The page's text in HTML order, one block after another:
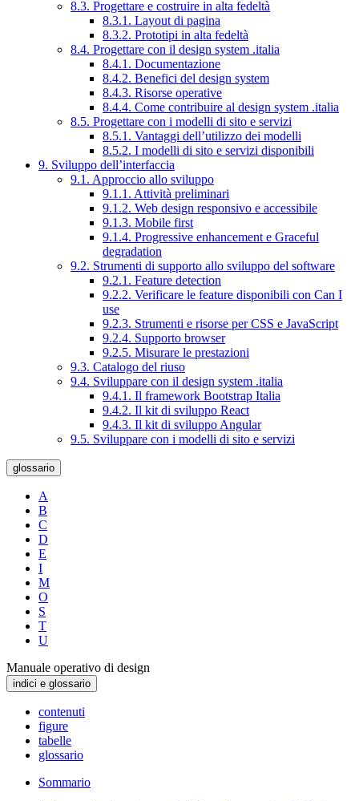
8.3. Progettare e costruire in alta fedeltà
8.3.1. Layout di pagina
8.3.2. Prototipi in alta fedeltà
8.4. Progettare con il design system .italia
8.4.1. Documentazione
8.4.2. Benefici del design system
8.4.3. Risorse operative
8.4.4. Come contribuire al design system .italia
8.5. Progettare con i modelli di sito e servizi
8.5.1. Vantaggi dell’utilizzo dei modelli
8.5.2. I modelli di sito e servizi disponibili
9. Sviluppo dell’interfaccia
9.1. Approccio allo sviluppo
9.1.1. Attività preliminari
9.1.2. Web design responsivo e accessibile
9.1.3. Mobile first
9.1.4. Progressive enhancement e Graceful
degradation
9.2. Strumenti di supporto allo sviluppo del software
9.2.1. Feature detection
9.2.2. Verificare le feature disponibili con Can I
use
9.2.3. Strumenti e risorse per CSS e JavaScript
9.2.4. Supporto browser
9.2.5. Misurare le prestazioni
9.3. Catalogo del riuso
9.4. Sviluppare con il design system .italia
9.4.1. Il framework Bootstrap Italia
9.4.2. Il kit di sviluppo React
9.4.3. Il kit di sviluppo Angular
9.5. Sviluppare con i modelli di sito e servizi
glossario
A
B
C
D
E
I
M
O
S
T
U
Manuale operativo di design
indici e glossario
contenuti
figure
tabelle
glossario
Sommario